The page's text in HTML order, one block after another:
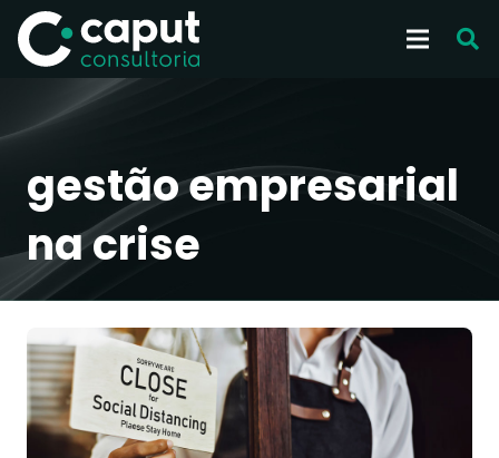
gestão empresarial
na crise